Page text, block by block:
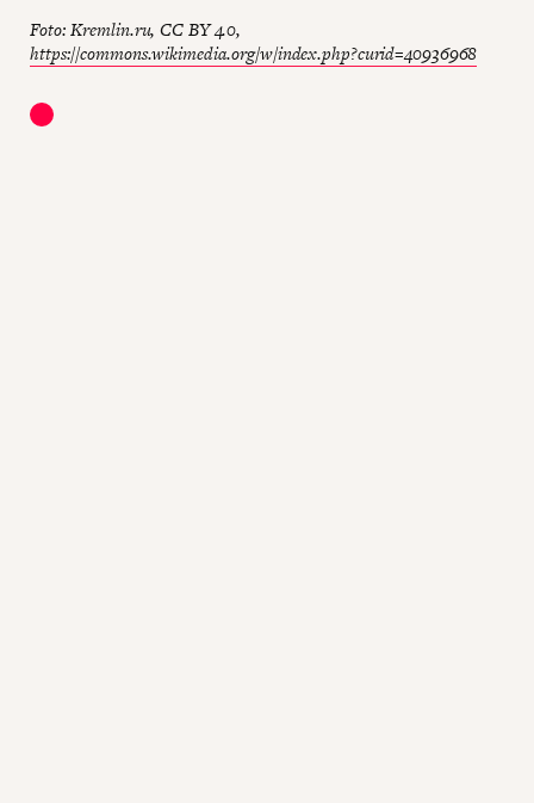
Foto: Kremlin.ru, CC BY 4.0,
https://commons.wikimedia.org/w/index.php?curid=40936968